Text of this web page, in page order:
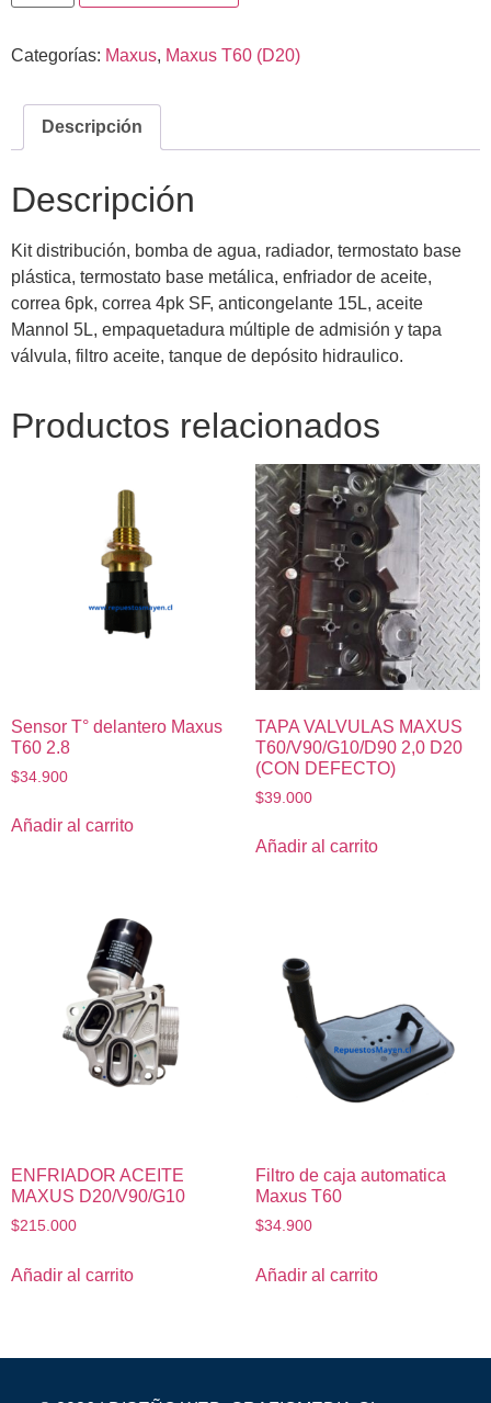
Categorías: Maxus, Maxus T60 (D20)
Descripción
Descripción
Kit distribución, bomba de agua, radiador, termostato base
plástica, termostato base metálica, enfriador de aceite,
correa 6pk, correa 4pk SF, anticongelante 15L, aceite
Mannol 5L, empaquetadura múltiple de admisión y tapa
válvula, filtro aceite, tanque de depósito hidraulico.
Productos relacionados
Sensor T° delantero Maxus
T60 2.8
$34.900
Añadir al carrito
TAPA VALVULAS MAXUS
T60/V90/G10/D90 2,0 D20
(CON DEFECTO)
$39.000
Añadir al carrito
ENFRIADOR ACEITE
MAXUS D20/V90/G10
$215.000
Añadir al carrito
Filtro de caja automatica
Maxus T60
$34.900
Añadir al carrito